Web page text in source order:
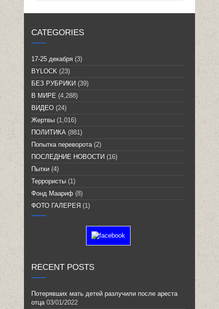
CATEGORIES
17-25 декабря (3)
BYLOCK (23)
БЕЗ РУБРИКИ (39)
В МИРЕ (4,288)
ВИДЕО (24)
Жертвы (1,016)
ПОЛИТИКА (881)
Попытка переворота(2)
ПОСЛЕДНИЕ НОВОСТИ (16)
Пытки (4)
Террористы (1)
Фонд Маариф (8)
ФОТО ГАЛЕРЕЯ (1)
RECENT POSTS
Потерявших мать детей разлучили после ареста
отца 03/01/2022